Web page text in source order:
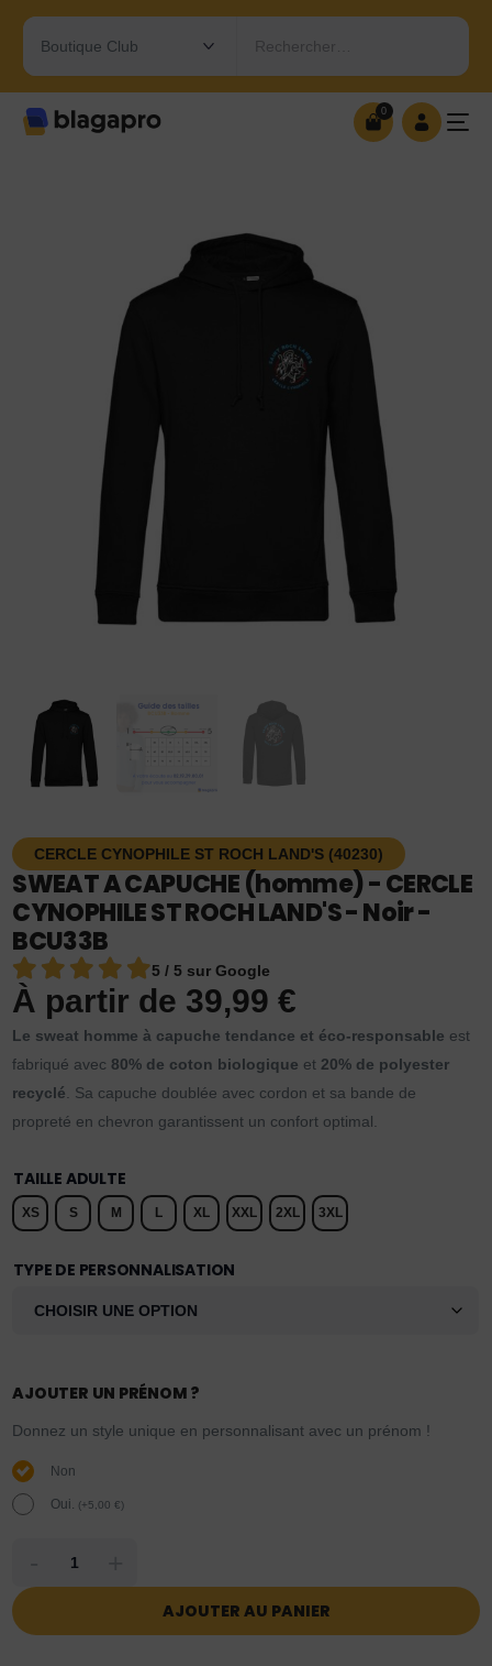
Rechercher…
0
CERCLE CYNOPHILE ST ROCH LAND'S (40230)
SWEAT A CAPUCHE (homme) - CERCLE
CYNOPHILE ST ROCH LAND'S - Noir -
BCU33B
5 / 5 sur Google
À partir de 39,99€
Le sweat homme à capuche tendance et éco-responsable est
fabriqué avec 80% de coton biologique et 20% de polyester
recyclé . Sa capuche doublée avec cordon et sa bande de
propreté en chevron garantissent un confort optimal.
TAILLE ADULTE
XS S M L XL XXL 2XL 3XL
TYPE DE PERSONNALISATION
AJOUTER UN PRÉNOM ?
Donnez un style unique en personnalisant avec un prénom !
Non
Oui. (+5,00€)
AJOUTER AU PANIER